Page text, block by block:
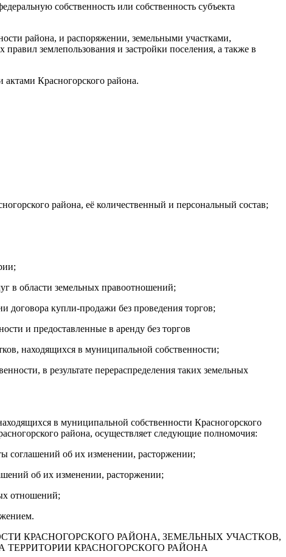
собственность или собственность субъекта
района, и распоряжении, земельными участками,
землепользования и застройки поселения, а также в
Красногорского района.
района, её количественный и персональный состав;
в области земельных правоотношений;
договора купли-продажи без проведения торгов;
и предоставленные в аренду без торгов
находящихся в муниципальной собственности;
в результате перераспределения таких земельных
в муниципальной собственности Красногорского
района, осуществляет следующие полномочия:
соглашений об их изменении, расторжении;
об их изменении, расторжении;
отношений;
КРАСНОГОРСКОГО РАЙОНА, ЗЕМЕЛЬНЫХ УЧАСТКОВ,
КРАСНОГОРСКОГО РАЙОНА